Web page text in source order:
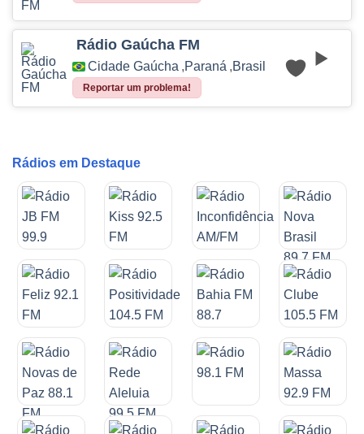
Rádio Gaúcha FM
Cidade Gaúcha ,Paraná ,Brasil
Reportar um problema!
Rádios em Destaque